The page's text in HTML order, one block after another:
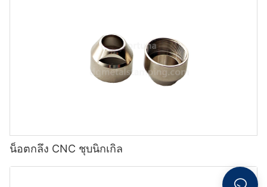
น็อตกลึง CNC ชุบนิกเกิล